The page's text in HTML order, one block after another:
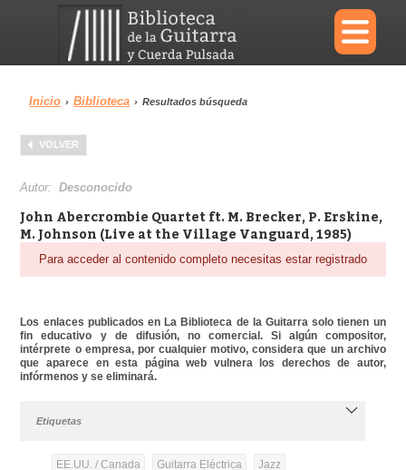
×
Menu
Biblioteca
Área personal Reproductor
Inicio › Biblioteca › Resultados búsqueda
VOLVER
Autor:Desconocido
John Abercrombie Quartet ft. M. Brecker, P. Erskine,
M. Johnson (Live at the Village Vanguard, 1985)
Para acceder al contenido completo necesitas estar registrado
Los enlaces publicados en La Biblioteca de la Guitarra solo tienen un
fin educativo y de difusión, no comercial. Si algún compositor,
intérprete o empresa, por cualquier motivo, considera que un archivo
que aparece en esta página web vulnera los derechos de autor,
infórmenos y se eliminará.
Etiquetas
EE.UU. / Canada Guitarra Eléctrica Jazz